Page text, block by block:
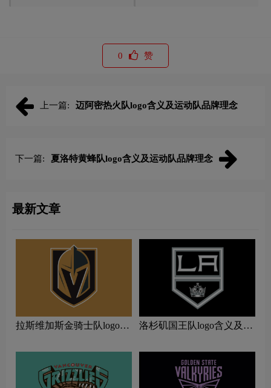
0 赞
上一篇: 迈阿密热火队logo含义及运动队品牌理念
下一篇: 夏洛特黄蜂队logo含义及运动队品牌理念
最新文章
拉斯维加斯金骑士队logo含
洛杉矶国王队logo含义及运